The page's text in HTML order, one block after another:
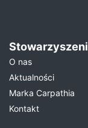
O nas
Aktualności
Marka Carpathia
Kontakt